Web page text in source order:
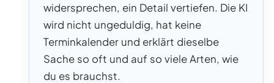
widersprechen, ein Detail vertiefen. Die KI
wird nicht ungeduldig, hat keine
Terminkalender und erklärt dieselbe
Sache so oft und auf so viele Arten, wie
du es brauchst.